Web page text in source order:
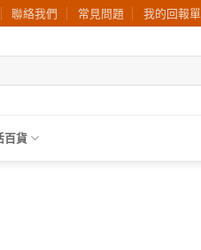
聯絡我們 常見問題 我的回報單
百貨